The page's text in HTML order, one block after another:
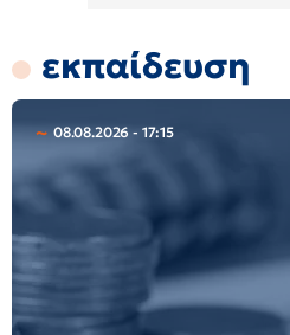
εκπαίδευση
08.08.2026 - 17:15